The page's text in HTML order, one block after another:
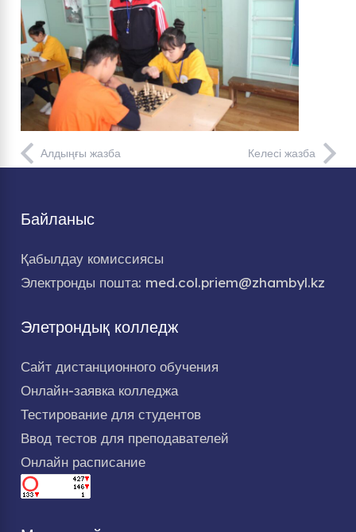
Алдыңғы жазба Келесі жазба
Байланыс
Қабылдау комиссиясы
Электронды пошта: med.col.priem@zhambyl.kz
Элетрондық колледж
Сайт дистанционного обучения
Онлайн-заявка колледжа
Тестирование для студентов
Ввод тестов для преподавателей
Онлайн расписание